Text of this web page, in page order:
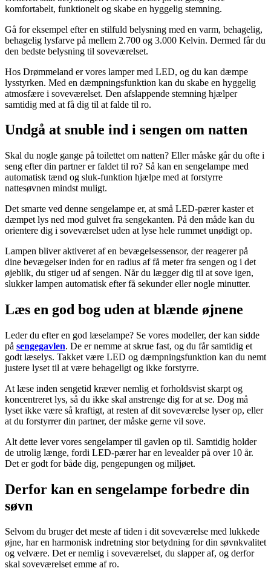
komfortabelt, funktionelt og skabe en hyggelig stemning.
Gå for eksempel efter en stilfuld belysning med en varm, behagelig,
behagelig lysfarve på mellem 2.700 og 3.000 Kelvin. Dermed får du
den bedste belysning til soveværelset.
Hos Drømmeland er vores lamper med LED, og du kan dæmpe
lysstyrken. Med en dæmpningsfunktion kan du skabe en hyggelig
atmosfære i soveværelset. Den afslappende stemning hjælper
samtidig med at få dig til at falde til ro.
Undgå at snuble ind i sengen om natten
Skal du nogle gange på toilettet om natten? Eller måske går du ofte i
seng efter din partner er faldet til ro? Så kan en sengelampe med
automatisk tænd og sluk-funktion hjælpe med at forstyrre
nattesøvnen mindst muligt.
Det smarte ved denne sengelampe er, at små LED-pærer kaster et
dæmpet lys ned mod gulvet fra sengekanten. På den måde kan du
orientere dig i soveværelset uden at lyse hele rummet unødigt op.
Lampen bliver aktiveret af en bevægelsessensor, der reagerer på
dine bevægelser inden for en radius af få meter fra sengen og i det
øjeblik, du stiger ud af sengen. Når du lægger dig til at sove igen,
slukker lampen automatisk efter få sekunder eller nogle minutter.
Læs en god bog uden at blænde øjnene
Leder du efter en god læselampe? Se vores modeller, der kan sidde
på sengegavlen. De er nemme at skrue fast, og du får samtidig et
godt læselys. Takket være LED og dæmpningsfunktion kan du nemt
justere lyset til at være behageligt og ikke forstyrre.
At læse inden sengetid kræver nemlig et forholdsvist skarpt og
koncentreret lys, så du ikke skal anstrenge dig for at se. Dog må
lyset ikke være så kraftigt, at resten af dit soveværelse lyser op, eller
at du forstyrrer din partner, der måske gerne vil sove.
Alt dette lever vores sengelamper til gavlen op til. Samtidig holder
de utrolig længe, fordi LED-pærer har en levealder på over 10 år.
Det er godt for både dig, pengepungen og miljøet.
Derfor kan en sengelampe forbedre din
søvn
Selvom du bruger det meste af tiden i dit soveværelse med lukkede
øjne, har en harmonisk indretning stor betydning for din søvnkvalitet
og velvære. Det er nemlig i soveværelset, du slapper af, og derfor
skal soveværelset emme af ro.